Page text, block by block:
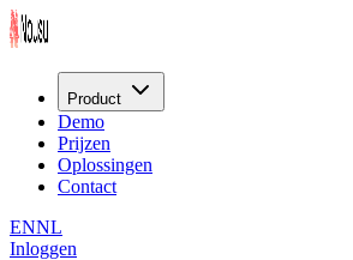
Product
Demo
Prijzen
Oplossingen
Contact
ENNL
Inloggen